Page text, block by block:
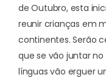
de Outubro, esta
reunir crianças em
continentes. Serão
que se vão juntar
línguas vão erguer